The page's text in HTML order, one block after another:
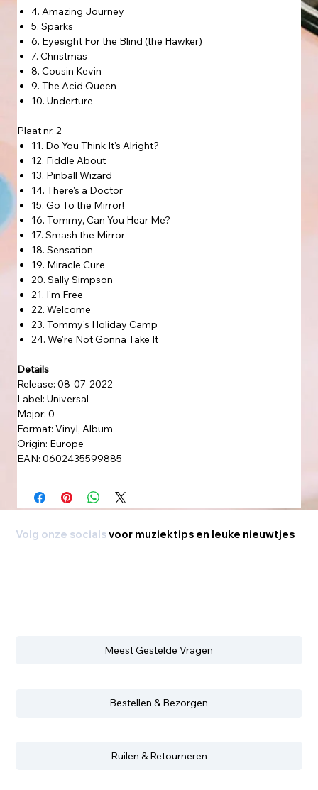
4. Amazing Journey
5. Sparks
6. Eyesight For the Blind (the Hawker)
7. Christmas
8. Cousin Kevin
9. The Acid Queen
10. Underture
Plaat nr. 2
11. Do You Think It's Alright?
12. Fiddle About
13. Pinball Wizard
14. There's a Doctor
15. Go To the Mirror!
16. Tommy, Can You Hear Me?
17. Smash the Mirror
18. Sensation
19. Miracle Cure
20. Sally Simpson
21. I'm Free
22. Welcome
23. Tommy's Holiday Camp
24. We're Not Gonna Take It
Details
Release: 08-07-2022
Label: Universal
Major: 0
Format: Vinyl, Album
Origin: Europe
EAN: 0602435599885
Volg onze socialsvoor muziektips en leuke nieuwtjes
Meest Gestelde Vragen
Bestellen & Bezorgen
Ruilen & Retourneren